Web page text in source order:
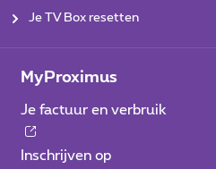
Je TV Box resetten
MyProximus
Je factuur en verbruik
Inschrijven op